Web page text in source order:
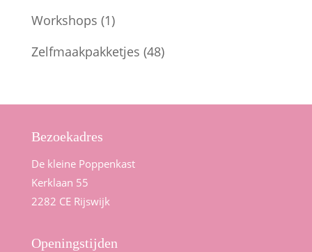
Workshops (1)
Zelfmaakpakketjes (48)
Bezoekadres
De kleine Poppenkast
Kerklaan 55
2282 CE Rijswijk
Openingstijden